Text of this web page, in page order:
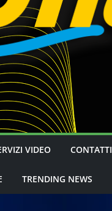
VIDEO CONTATTI
TRENDING NEWS